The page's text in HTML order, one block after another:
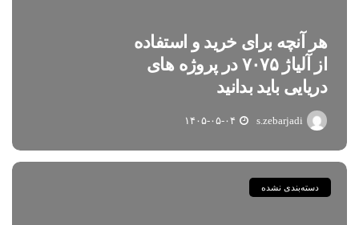
هر آنچه برای خرید و استفاده
از آلیاژ ۷۰۷۵ در پروژه های
دریایی باید بدانید
s.zebarjadi ۱۴۰۵-۰۵-۰۴
دسته‌بندی نشده